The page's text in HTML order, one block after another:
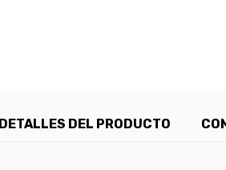
DETALLES DEL PRODUCTO